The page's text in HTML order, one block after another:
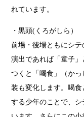
れています。
・黒頭(くろがしら）
前場・後場ともにシ
演出であれば「童子
つくと「喝食」（か
装も変化します。喝
する少年のことで、